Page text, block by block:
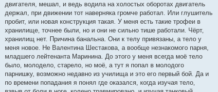
двигателя, мешал, и ведь водила на холостых оборотах двигатель
держал, при движении тот наверняка громче работал. Или глушитель
пробит, или новая конструкция такая. У меня есть такие трофеи в
хранилище, точнее были, но и они не сильно тише работали. Чёрт,
хранилищ нет. Причина банальна. Они к телу привязаны, а тело у
меня новое. Не Валентина Шестакова, а вообще незнакомого парня,
младшего лейтенанта Маринина. До этого у меня всегда моё тело
было, молодело, старело, но моё, а тут я попал в молодого
парнишку, возможно недавно из училища и это его первый бой. Да и
по времени попадания я понял где оказался, когда изучая тело,